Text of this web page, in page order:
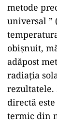
metode
universal ”
obișnuit,
adăpost
radiația
rezultatele.
directă
termic din